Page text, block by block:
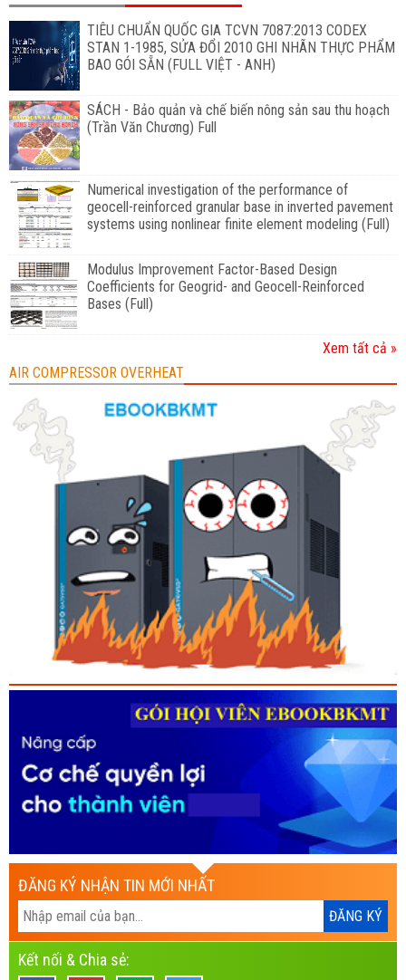
TIÊU CHUẨN QUỐC GIA TCVN 7087:2013 CODEX
STAN 1-1985, SỬA ĐỔI 2010 GHI NHÃN THỰC PHẨM
BAO GÓI SẴN (FULL VIỆT - ANH)
SÁCH - Bảo quản và chế biến nông sản sau thu hoạch
(Trần Văn Chương) Full
Numerical investigation of the performance of
geocell-reinforced granular base in inverted pavement
systems using nonlinear finite element modeling (Full)
Modulus Improvement Factor-Based Design
Coefficients for Geogrid- and Geocell-Reinforced
Bases (Full)
Xem tất cả »
AIR COMPRESSOR OVERHEAT
ĐĂNG KÝ NHẬN TIN MỚI NHẤT
Kết nối & Chia sẻ: